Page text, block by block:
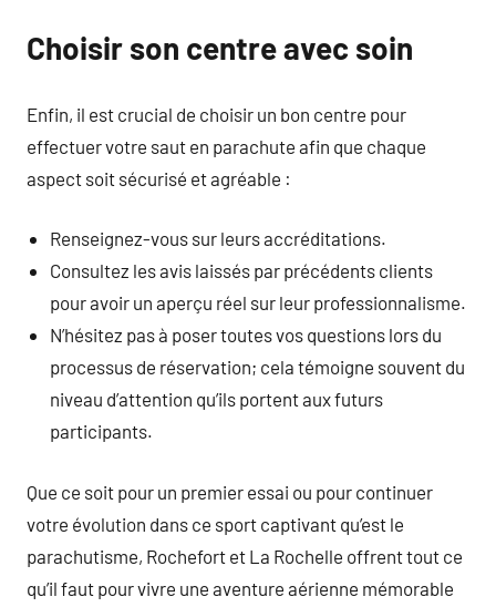
Choisir son centre avec soin
Enfin, il est crucial de choisir un bon centre pour
effectuer votre saut en parachute afin que chaque
aspect soit sécurisé et agréable :
Renseignez-vous sur leurs accréditations.
Consultez les avis laissés par précédents clients
pour avoir un aperçu réel sur leur professionnalisme.
N’hésitez pas à poser toutes vos questions lors du
processus de réservation; cela témoigne souvent du
niveau d’attention qu’ils portent aux futurs
participants.
Que ce soit pour un premier essai ou pour continuer
votre évolution dans ce sport captivant qu’est le
parachutisme, Rochefort et La Rochelle offrent tout ce
qu’il faut pour vivre une aventure aérienne mémorable